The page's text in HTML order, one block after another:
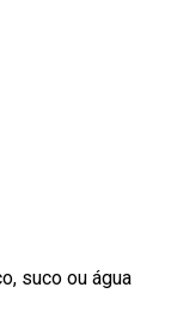
suco ou água